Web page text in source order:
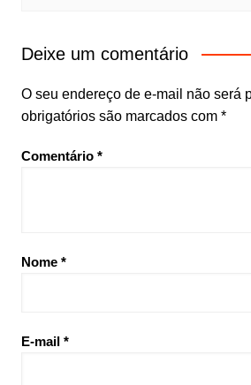
Deixe um comentário
O seu endereço de e-mail não será
obrigatórios são marcados com *
Comentário *
Nome *
E-mail *